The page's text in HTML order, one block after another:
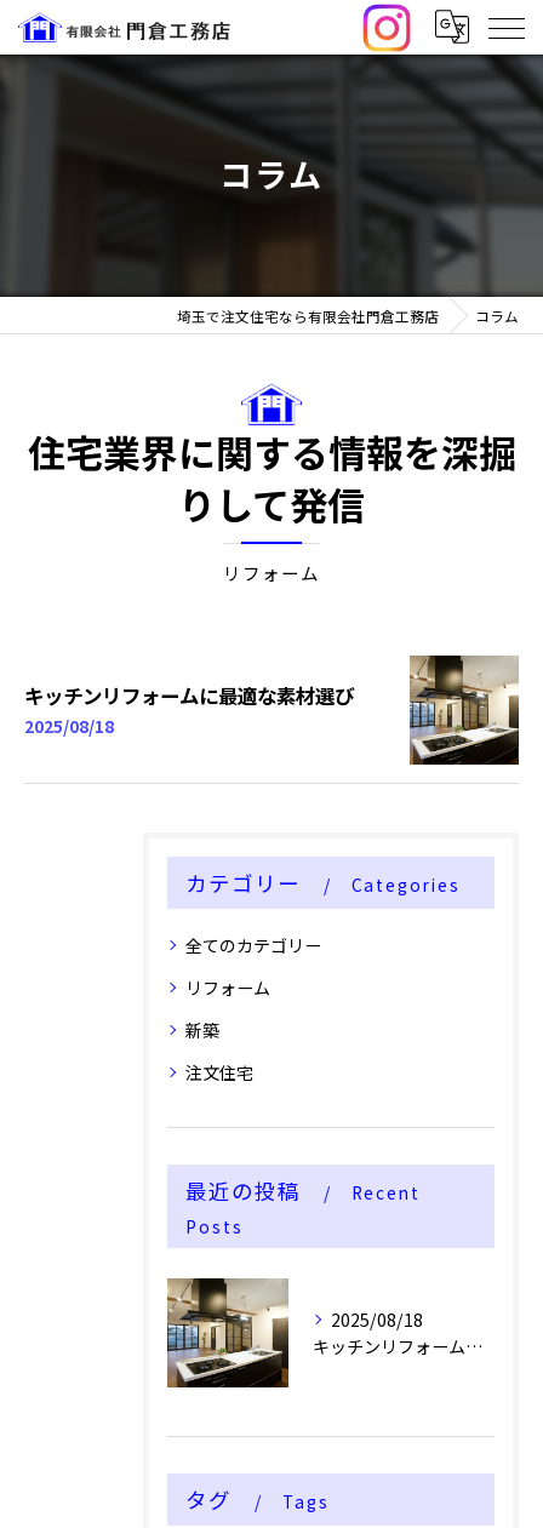
コラム
埼玉で注文住宅なら有限会社門倉工務店 コラム
住宅業界に関する情報を深掘
りして発信
リフォーム
キッチンリフォームに最適な素材選び
2025/08/18
カテゴリー Categories
全てのカテゴリー
リフォーム
新築
注文住宅
最近の投稿
Recent
Posts
2025/08/18
キッチンリフォームに最適な素材選び
タグ Tags